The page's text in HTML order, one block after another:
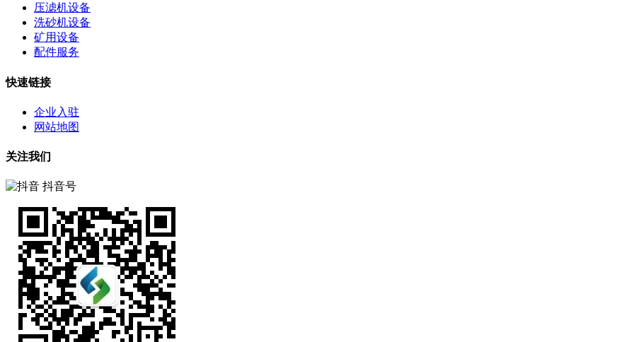
压滤机设备
洗砂机设备
矿用设备
配件服务
快速链接
企业入驻
网站地图
关注我们
抖音号